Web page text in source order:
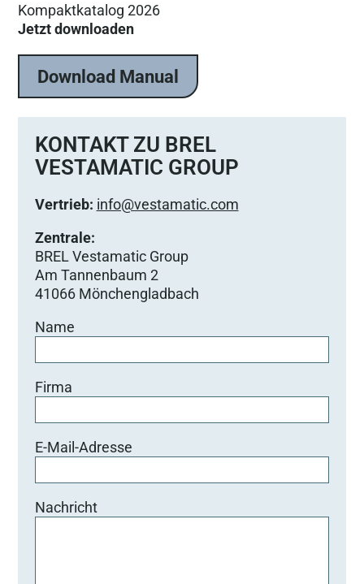
Kompaktkatalog 2026
Jetzt downloaden
Download Manual
KONTAKT ZU BREL
VESTAMATIC GROUP
Vertrieb: info@vestamatic.com
Zentrale:
BREL Vestamatic Group
Am Tannenbaum 2
41066 Mönchengladbach
Name
Firma
E-Mail-Adresse
Nachricht